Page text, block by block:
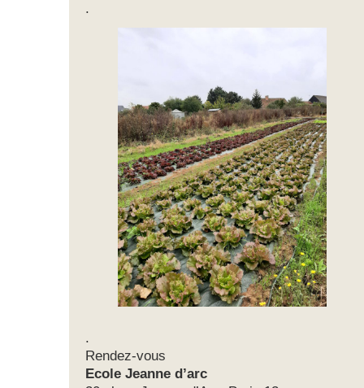
.
.
Rendez-vous
Ecole Jeanne d’arc